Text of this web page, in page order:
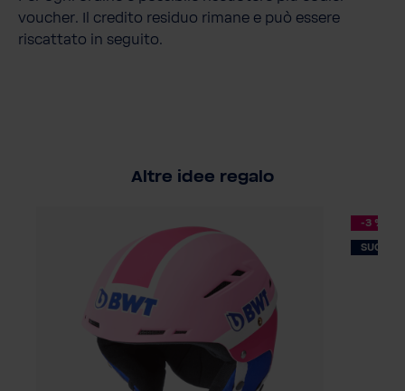
voucher. Il credito residuo rimane e può essere
riscattato in seguito.
Altre idee regalo
-3 %